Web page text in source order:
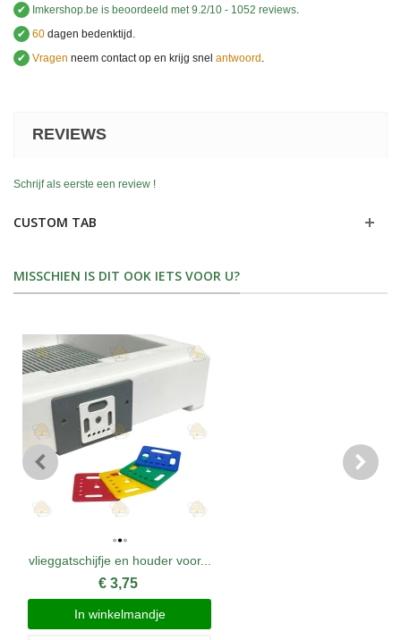
✔
Imkershop.be is beoordeeld met9.2/10 - 1052 reviews.
✔ 60 dagen bedenktijd.
✔ Vragen neem contact op en krijg snel antwoord .
REVIEWS
Schrijf als eerste een review !
CUSTOM TAB
MISSCHIEN IS DIT OOK IETS VOOR U?
vlieggatschijfje en houder voor...
€ 3,75
In winkelmandje